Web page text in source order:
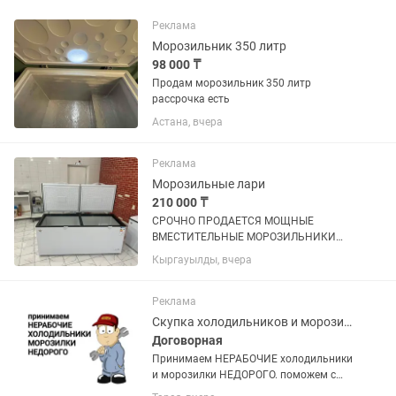
Реклама
Морозильник 350 литр
98 000 ₸
Продам морозильник 350 литр
рассрочка есть
Астана, вчера
Реклама
Морозильные лари
210 000 ₸
СРОЧНО ПРОДАЕТСЯ МОЩНЫЕ
ВМЕСТИТЕЛЬНЫЕ МОРОЗИЛЬНИКИ
ОБЪЕМ 600 л, покупали по 320.000 тг
продаем срочно по 210.000 тг,
упустите такие вкусные цены !
Кыргауылды, вчера
Реклама
Скупка холодильников и морозилок
Договорная
Принимаем НЕРАБОЧИЕ холодильники
и морозилки НЕДОРОГО. поможем с
утилизацией и выноса с этажей старой